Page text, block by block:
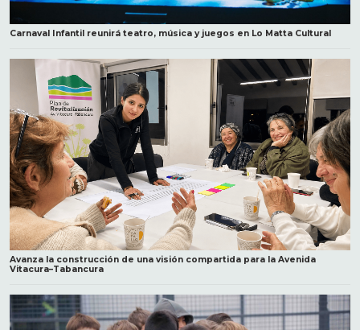
Carnaval Infantil reunirá teatro, música y juegos en Lo Matta Cultural
Avanza la construcción de una visión compartida para la Avenida
Vitacura–Tabancura